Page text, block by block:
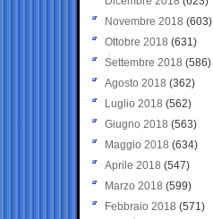
Novembre 2018 (603)
Ottobre 2018 (631)
Settembre 2018 (586)
Agosto 2018 (362)
Luglio 2018 (562)
Giugno 2018 (563)
Maggio 2018 (634)
Aprile 2018 (547)
Marzo 2018 (599)
Febbraio 2018 (571)